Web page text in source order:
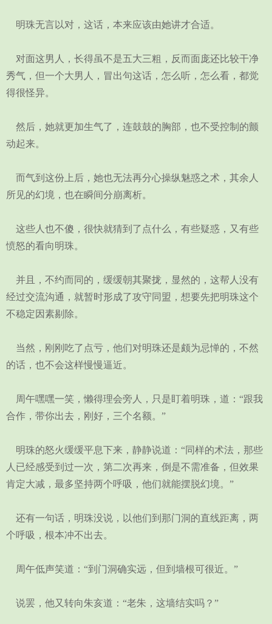
明珠无言以对，这话，本来应该由她讲才合适。
对面这男人，长得虽不是五大三粗，反而面庞还比较干净
秀气，但一个大男人，冒出句这话，怎么听，怎么看，都觉
得很怪异。
然后，她就更加生气了，连鼓鼓的胸部，也不受控制的颤
动起来。
而气到这份上后，她也无法再分心操纵魅惑之术，其余人
所见的幻境，也在瞬间分崩离析。
这些人也不傻，很快就猜到了点什么，有些疑惑，又有些
愤怒的看向明珠。
并且，不约而同的，缓缓朝其聚拢，显然的，这帮人没有
经过交流沟通，就暂时形成了攻守同盟，想要先把明珠这个
不稳定因素剔除。
当然，刚刚吃了点亏，他们对明珠还是颇为忌惮的，不然
的话，也不会这样慢慢逼近。
周午嘿嘿一笑，懒得理会旁人，只是盯着明珠，道：“跟我
合作，带你出去，刚好，三个名额。”
明珠的怒火缓缓平息下来，静静说道：“同样的术法，那些
人已经感受到过一次，第二次再来，倒是不需准备，但效果
肯定大减，最多坚持两个呼吸，他们就能摆脱幻境。”
还有一句话，明珠没说，以他们到那门洞的直线距离，两
个呼吸，根本冲不出去。
周午低声笑道：“到门洞确实远，但到墙根可很近。”
说罢，他又转向朱亥道：“老朱，这墙结实吗？”